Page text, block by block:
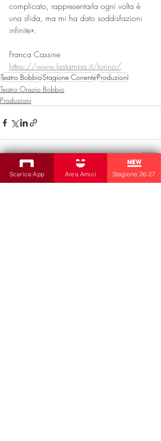
complicato, rappresentarla ogni volta è
una sfida, ma mi ha dato soddisfazioni
infinite».
Franca Cassine
https://www.lastampa.it/torino/
Teatro BobbioStagione CorrenteProduzioni
Teatro Orazio Bobbio
Produzioni
Post recenti Mostra tutti
Scarica App Area Amici Stagione 26-27